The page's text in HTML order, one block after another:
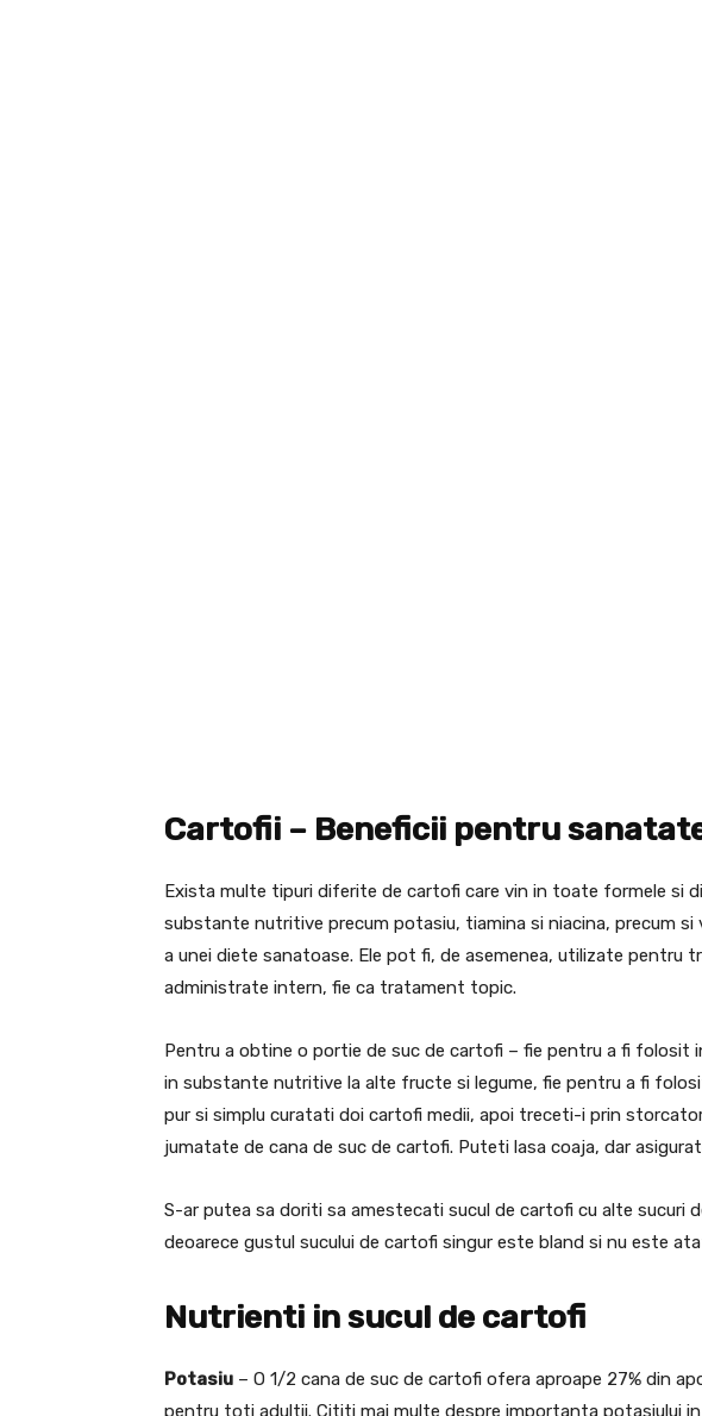
Cartofii – Beneficii pentru
Exista multe tipuri diferite de cartofi care vin in toate formele si
substante nutritive precum potasiu, tiamina si niacina, precum
a unei diete sanatoase. Ele pot fi, de asemenea, utilizate pentru
administrate intern, fie ca tratament topic.
Pentru a obtine o portie de suc de cartofi – fie pentru a fi
in substante nutritive la alte fructe si legume, fie pentru a fi
pur si simplu curatati doi cartofi medii, apoi treceti-i prin
jumatate de cana de suc de cartofi. Puteti lasa coaja, dar
S-ar putea sa doriti sa amestecati sucul de cartofi cu alte sucuri
deoarece gustul sucului de cartofi singur este bland si nu este
Nutrienti in sucul de cartofi
Potasiu – O 1/2 cana de suc de cartofi ofera aproape 27% din
pentru toti adultii. Cititi mai multe despre importanta potasiului